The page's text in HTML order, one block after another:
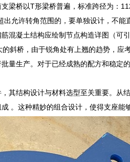
梁桥以T形梁桥普遍，标准跨径为：
允许转角范围的，要单独设计，不
混凝土结构应绘制节点构造详图（可
斜桥，由于锐角处有上翘的趋势，
量生产。对于已经成熟的配方和稳定
其结构设计与材料选型至关重要。从
。这种精妙的组合设计，使得支座能